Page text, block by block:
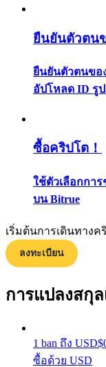
กลยุทธ์การซื้อ
ได้รับ
ยืนยันตัวตน
ยืนยันตัวตนข
อัปโหลด ID รู
ซื้อคริปโต！
ใช้ตัวเลือกการ
บน Bitrue
เริ่มต้นการเดินทาง
ลงทะเบียน
การแปลงสกุ
1 ban ถึง USD$
ซื้อด้วย USD